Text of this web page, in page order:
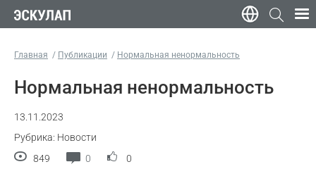
Главная Публикации Нормальная ненормальность
Нормальная ненормальность
13.11.2023
Рубрика: Новости
849
0 0